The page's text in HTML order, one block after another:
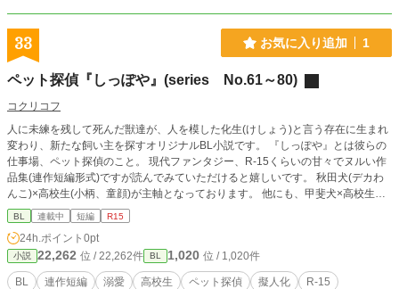
のはそこそこ"実入り"がいいためであるらしい。 ・望月詠子
（もちづきよみこ） 北宮神社で祭宮を務めている女性。 ま
た、客士の一人でもあり一癖ある客士達のまとめ役となって
いる。 普段は淑やかで品のある女性だが、人を手玉に取ろう
の末裔で、客士の一人。 市内にある高校に通っているが、元
は田舎の町の出身であり、菅原市へは中学進学に合わせてや
って来た。現在は祖母の知り合いである小泉の家に下宿して
いる。 普段は大人しく読書を好む少女だが、それに反して活
発な一面もあり、 身体能力に関しては客士院の中でも一番高
い。 ・たまき 太の前に度々姿を現す少女。 容姿の割には大
人と話しているのかと思ってしまうような落ち着いたしゃべ
り方だが、その目的や真意は謎に包まれている。
33 お気に入り追加 1
ペット探偵『しっぽや』(series No.61～80)
コクリコフ
人に未練を残して死んだ獣達が、人を模した化生(けしょう)と言う存在に生まれ
変わり、新たな飼い主を探すオリジナルBL小説です。 『しっぽや』とは彼らの
仕事場、ペット探偵のこと。 現代ファンタジー、R-15くらいの甘々でヌルい作
品集(連作短編形式)ですが読んでみていただけると嬉しいです。 秋田犬(デカわ
んこ)×高校生(小柄、童顔)が主軸となっております。 他にも、甲斐犬×高校生、
シベリアンハスキー×弱気眼鏡、柴犬×真面目眼鏡、秋田犬×医者、陽気なオジサ
ン×チンチラシルバー、高校教師×黒猫、高校生×ノルウェージャンフォレストキ
ャットなど色々と取り揃えてます。 お好みのCPを探してみてください。
BL 連載中 短編 R15
24h.ポイント 0pt
小説 22,262 位 / 22,262件 BL 1,020 位 / 1,020件
BL 連作短編 溺愛 高校生 ペット探偵 擬人化
R-15